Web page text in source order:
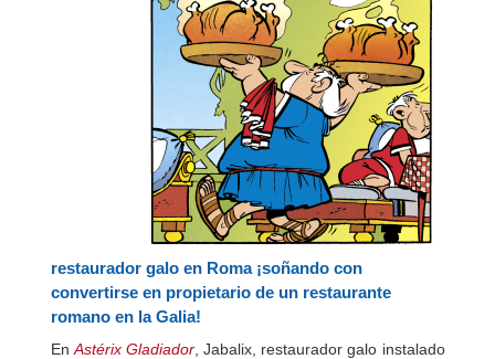
restaurador galo en Roma ¡soñando con
convertirse en propietario de un restaurante
romano en la Galia!
En Astérix Gladiador, Jabalix, restaurador galo instalado